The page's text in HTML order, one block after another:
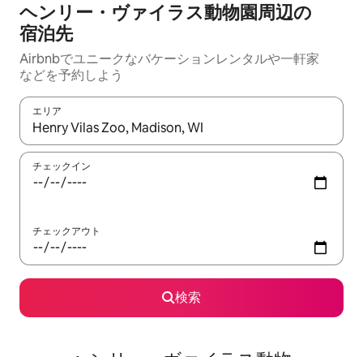
ヘンリー・ヴァイラス動物園⁠周⁠辺⁠の
宿⁠泊⁠先
Airbnbでユニークなバ⁠ケ⁠ー⁠シ⁠ョ⁠ンレ⁠ン⁠タ⁠ルや一⁠軒⁠家
な⁠ど⁠を予⁠約⁠し⁠よ⁠う
エリア
検索結果が表示されたら、上下の矢印キーを使って移動するか
チェックイン
チェックアウト
検索